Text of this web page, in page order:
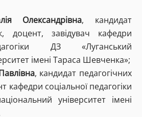
Олександрівна, кандидат
доцент, завідувач кафедри
ДЗ «Луганський
імені Тараса Шевченка»;
, кандидат педагогічних
кафедри соціальної педагогіки
університет імені